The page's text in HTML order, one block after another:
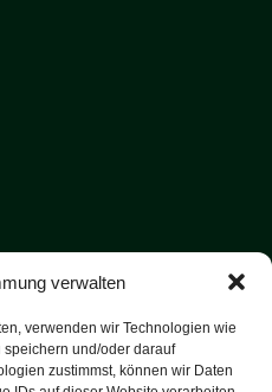
verwalten
verwenden wir Technologien wie
und/oder darauf
zustimmst, können wir Daten